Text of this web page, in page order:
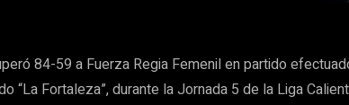
84-59 a Fuerza Regia Femenil en partido
“La Fortaleza”, durante la Jornada 5 de la Liga